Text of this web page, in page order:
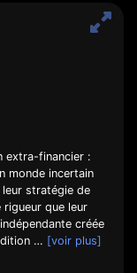
extra-financier :
monde incertain
stratégie de
rigueur que leur
créée
… [voir plus]